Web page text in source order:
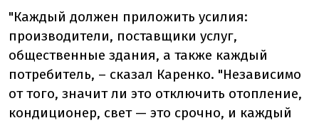
"Каждый должен приложить усилия:
производители, поставщики услуг,
общественные здания, а также каждый
потребитель, – сказал Каренко. "Независимо
от того, значит ли это отключить отопление,
кондиционер, свет — это срочно, и каждый